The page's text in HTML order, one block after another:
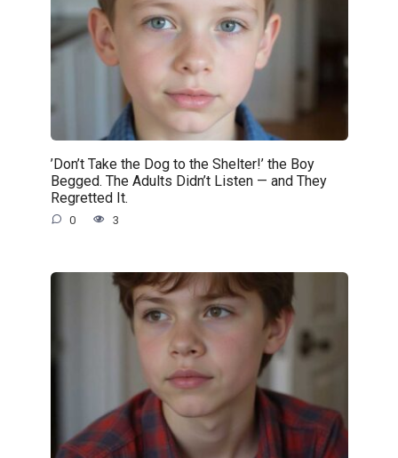
’Don’t Take the Dog to the Shelter!’ the Boy
Begged. The Adults Didn’t Listen — and They
Regretted It.
0 3